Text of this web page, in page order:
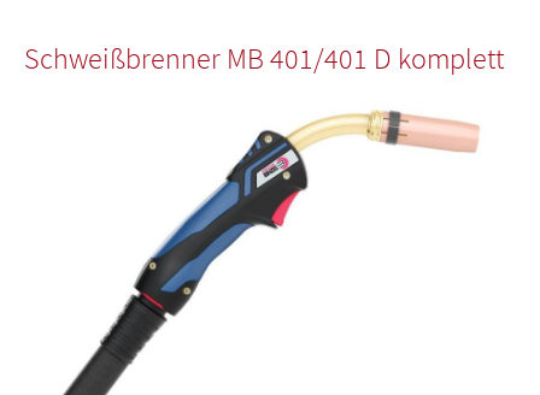
Schweißbrenner MB 401/401 D komplett